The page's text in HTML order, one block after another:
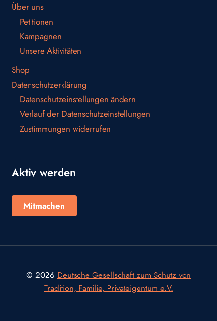
Über uns
Petitionen
Kampagnen
Unsere Aktivitäten
Shop
Datenschutzerklärung
Datenschutzeinstellungen ändern
Verlauf der Datenschutzeinstellungen
Zustimmungen widerrufen
Aktiv werden
Mitmachen
© 2026 Deutsche Gesellschaft zum Schutz von
Tradition, Familie, Privateigentum e.V.